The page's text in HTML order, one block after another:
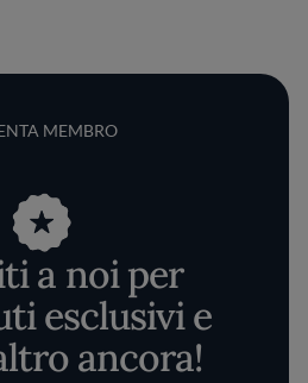
MEMBRO
a noi per
esclusivi e
ancora!